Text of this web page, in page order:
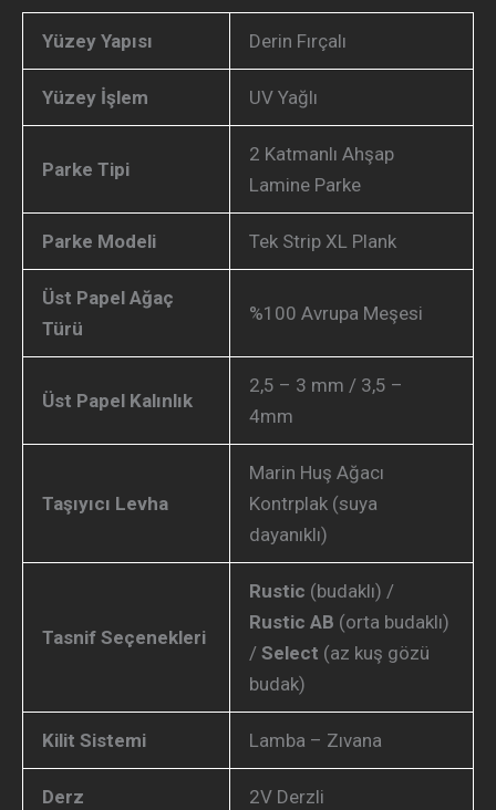
Yüzey Yapısı Derin Fırçalı
Yüzey İşlem UV Yağlı
Parke Tipi
2 Katmanlı Ahşap
Lamine Parke
Parke Modeli Tek Strip XL Plank
Üst Papel Ağaç
Türü
%100 Avrupa Meşesi
Üst Papel Kalınlık
2,5 – 3 mm / 3,5 –
4mm
Taşıyıcı Levha
Marin Huş Ağacı
Kontrplak (suya
dayanıklı)
Tasnif Seçenekleri
Rustic (budaklı) /
Rustic AB (orta budaklı)
/ Select (az kuş gözü
budak)
Kilit Sistemi Lamba – Zıvana
Derz 2V Derzli